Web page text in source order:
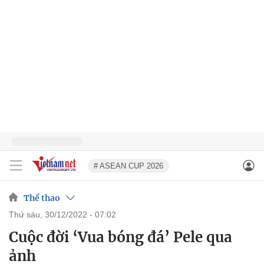
# ASEAN CUP 2026
Thể thao
thứ sáu, 30/12/2022 - 07:02
Cuộc đời ‘Vua bóng đá’ Pele qua
ảnh